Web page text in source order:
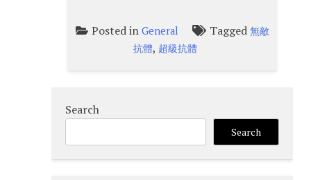
Posted in General Tagged 無敵
抗體, 超級抗體
Search
Search